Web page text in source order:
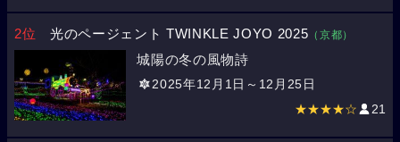
2位 光のページェント TWINKLE JOYO 2025 （京都）
城陽の冬の風物詩
2025年12月1日～12月25日
★★★★☆ 21